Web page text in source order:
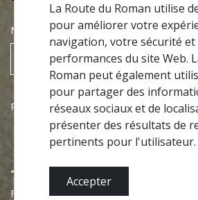
NEWSLETTER
Partenariats
Financé par
La Route du Roman utilise
pour améliorer votre
navigation, votre sécurité et
performances du site Web.
Roman peut également
pour partager des
réseaux sociaux et de
présenter des résultats de
pertinents pour l'utilisateur.
Accepter